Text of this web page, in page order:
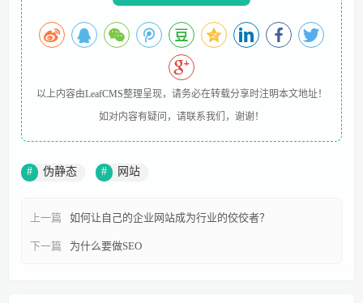
以上内容由LeafCMS整理呈现，请务必在转载分享时注明本文地址！
如对内容有疑问，请联系我们，谢谢！
伪静态 网站
上一篇 如何让自己的企业网站成为行业的佼佼者？
下一篇 为什么要做SEO